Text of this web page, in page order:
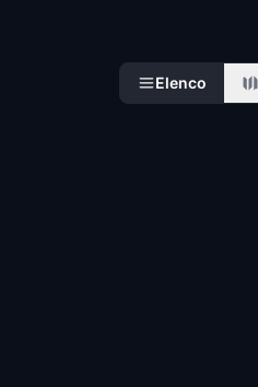
Elenco